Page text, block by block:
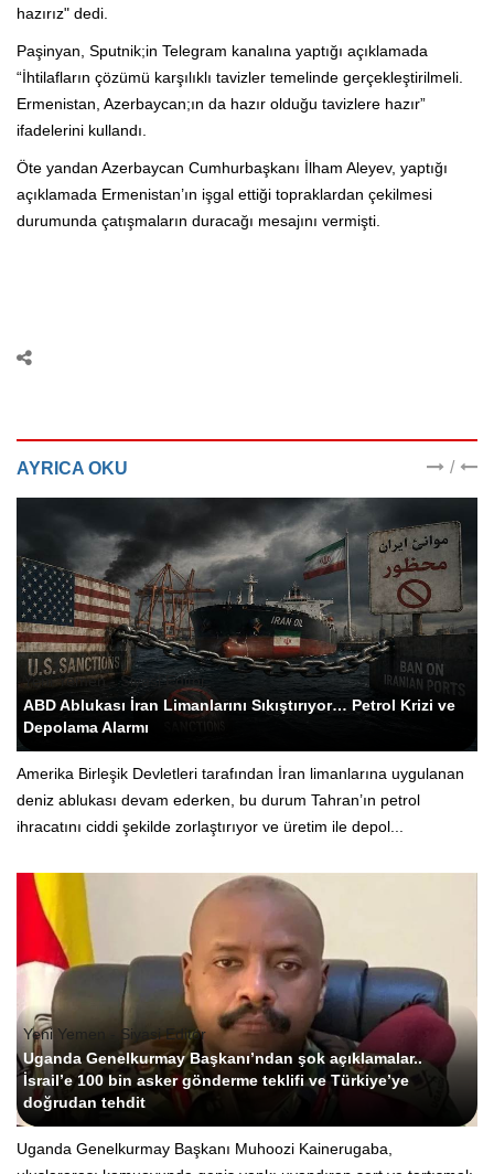
hazırız" dedi.
Paşinyan, Sputnik;in Telegram kanalına yaptığı açıklamada
“İhtilafların çözümü karşılıklı tavizler temelinde gerçekleştirilmeli.
Ermenistan, Azerbaycan;ın da hazır olduğu tavizlere hazır”
ifadelerini kullandı.
Öte yandan Azerbaycan Cumhurbaşkanı İlham Aleyev, yaptığı
açıklamada Ermenistan’ın işgal ettiği topraklardan çekilmesi
durumunda çatışmaların duracağı mesajını vermişti.
AYRICA OKU /
Yeni Yemen - Siyasi Editör
ABD Ablukası İran Limanlarını Sıkıştırıyor… Petrol Krizi ve
Depolama Alarmı
Amerika Birleşik Devletleri tarafından İran limanlarına uygulanan
deniz ablukası devam ederken, bu durum Tahran’ın petrol
ihracatını ciddi şekilde zorlaştırıyor ve üretim ile depol...
Yeni Yemen - Siyasi Editör
Uganda Genelkurmay Başkanı’ndan şok açıklamalar..
İsrail’e 100 bin asker gönderme teklifi ve Türkiye’ye
doğrudan tehdit
Uganda Genelkurmay Başkanı Muhoozi Kainerugaba,